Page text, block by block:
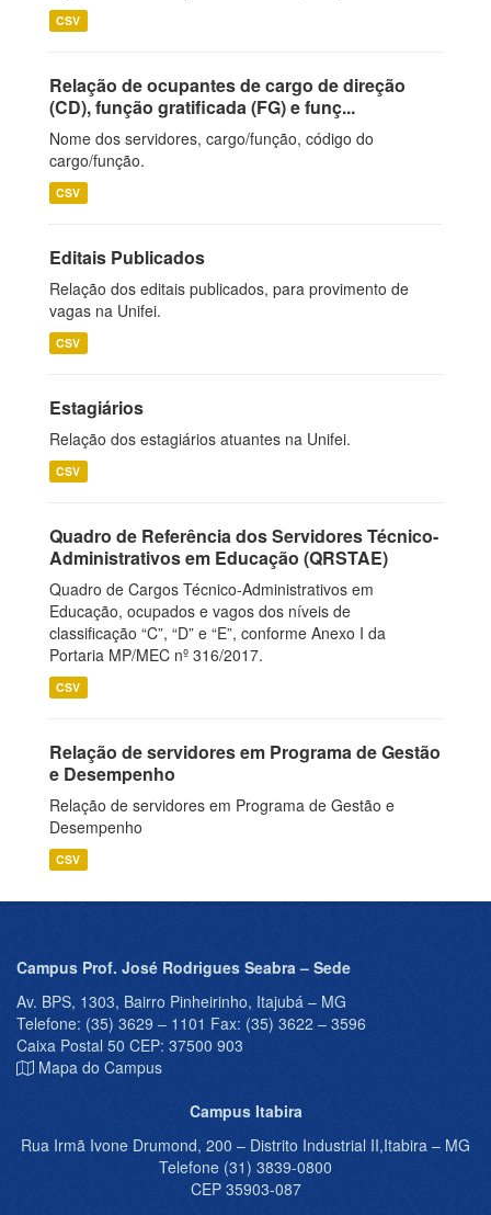
CSV
Relação de ocupantes de cargo de direção
(CD), função gratificada (FG) e funç...
Nome dos servidores, cargo/função, código do
cargo/função.
CSV
Editais Publicados
Relação dos editais publicados, para provimento de
vagas na Unifei.
CSV
Estagiários
Relação dos estagiários atuantes na Unifei.
CSV
Quadro de Referência dos Servidores Técnico-
Administrativos em Educação (QRSTAE)
Quadro de Cargos Técnico-Administrativos em
Educação, ocupados e vagos dos níveis de
classificação “C”, “D” e “E”, conforme Anexo I da
Portaria MP/MEC nº 316/2017.
CSV
Relação de servidores em Programa de Gestão
e Desempenho
Relação de servidores em Programa de Gestão e
Desempenho
CSV
Campus Prof. José Rodrigues Seabra – Sede
Av. BPS, 1303, Bairro Pinheirinho, Itajubá – MG
Telefone: (35) 3629 – 1101 Fax: (35) 3622 – 3596
Caixa Postal 50 CEP: 37500 903
Mapa do Campus
Campus Itabira
Rua Irmã Ivone Drumond, 200 – Distrito Industrial II,Itabira – MG
Telefone (31) 3839-0800
CEP 35903-087